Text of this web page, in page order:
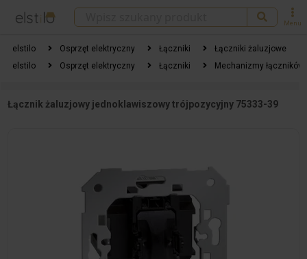
Menu
elstilo Osprzęt elektryczny Łączniki
Łączniki żaluzjowe
elstilo
Osprzęt elektryczny Łączniki Mechanizmy łączników
Łącznik żaluzjowy jednoklawiszowy trójpozycyjny 75333-39